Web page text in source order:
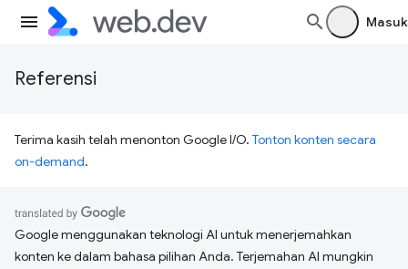
Masuk
Referensi
Terima kasih telah menonton Google I/O. Tonton konten secara
on-demand.
Google menggunakan teknologi AI untuk menerjemahkan
konten ke dalam bahasa pilihan Anda. Terjemahan AI mungkin